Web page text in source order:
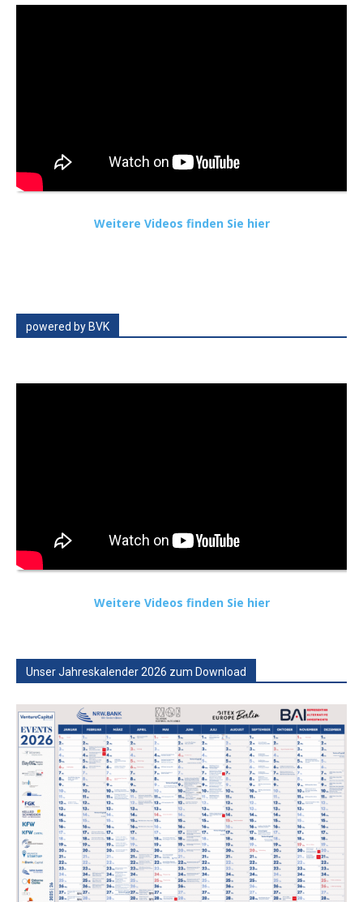
Weitere Videos finden Sie hier
powered by BVK
Weitere Videos finden Sie hier
Unser Jahreskalender 2026 zum Download